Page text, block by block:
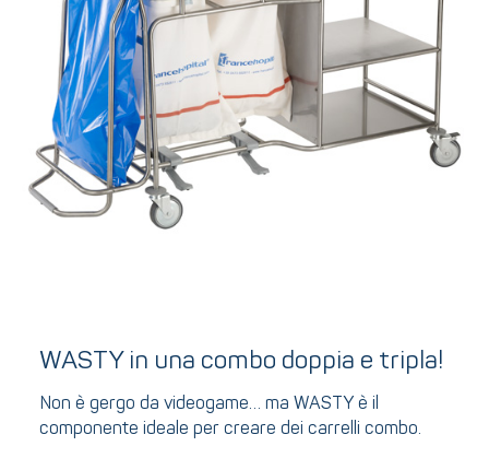
WASTY in una combo doppia e tripla!
Non è gergo da videogame… ma WASTY è il
componente ideale per creare dei carrelli combo.